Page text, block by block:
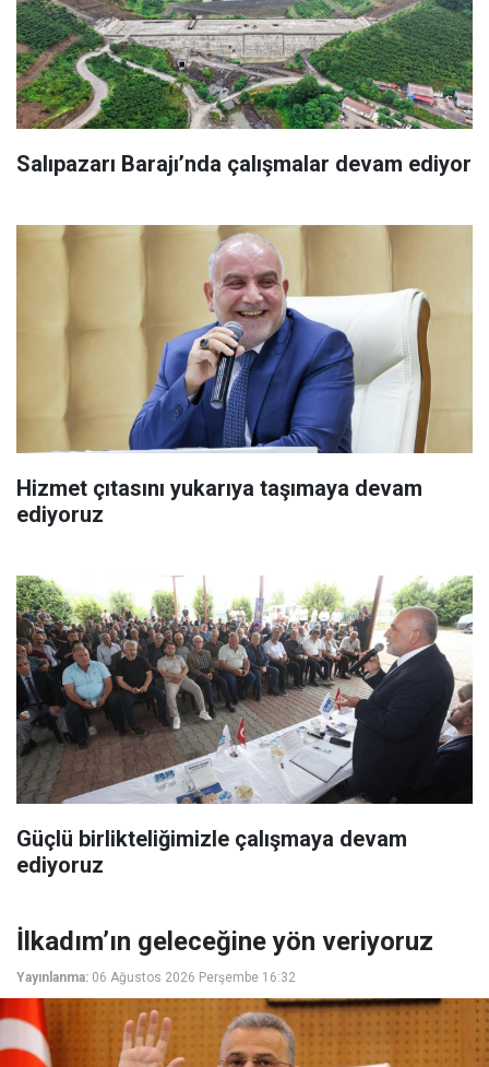
Salıpazarı Barajı’nda çalışmalar devam ediyor
Hizmet çıtasını yukarıya taşımaya devam
ediyoruz
Güçlü birlikteliğimizle çalışmaya devam
ediyoruz
İlkadım’ın geleceğine yön veriyoruz
Yayınlanma: 06 Ağustos 2026 Perşembe 16:32